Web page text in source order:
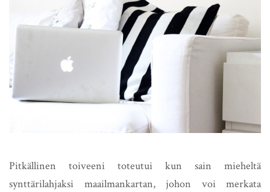
Pitkällinen toiveeni toteutui kun sain mieheltä
synttärilahjaksi maailmankartan, johon voi merkata